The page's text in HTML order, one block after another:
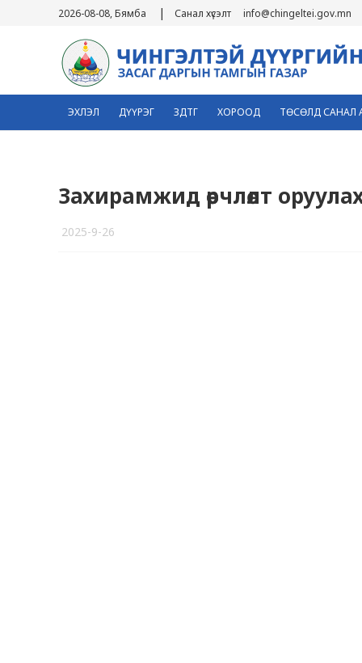
2026-08-08, Бямба | Санал хүсэлт info@chingeltei.gov.mn
ЭХЛЭЛ ДҮҮРЭГ ЗДТГ ХОРООД ТӨСӨЛД САНАЛ
Захирамжид өөрчлөлт
2025-9-26